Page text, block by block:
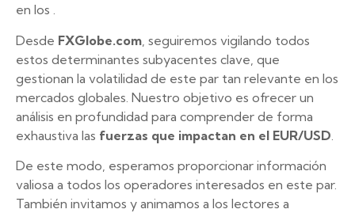
en los .
Desde FXGlobe.com , seguiremos vigilando todos
estos determinantes subyacentes clave, que
gestionan la volatilidad de este par tan relevante en los
mercados globales. Nuestro objetivo es ofrecer un
análisis en profundidad para comprender de forma
exhaustiva las fuerzas que impactan en el EUR/USD
De este modo, esperamos proporcionar información
valiosa a todos los operadores interesados en este par.
También invitamos y animamos a los lectores a